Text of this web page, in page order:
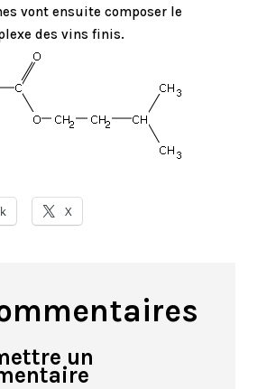
vont ensuite composer le
des vins finis.
X
un